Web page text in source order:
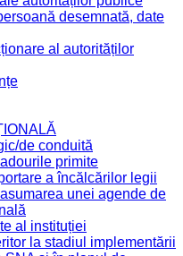
desemnată, date
al autorităților
de conduită
primite
a încălcărilor legii
unei agende de
al instituției
la stadiul implementării